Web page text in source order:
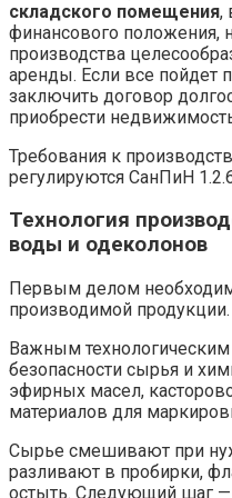
складского помещения,
финансового положения,
производства
аренды. Если все пойдет
заключить договор
приобрести
Требования к
регулируются СанПиН
Технология
воды и одеколонов
Первым делом
производимой продукции.
Важным технологическим
безопасности сырья и
эфирных масел,
материалов для
Сырье смешивают при
разливают в пробирки,
остыть. Следующий шаг —